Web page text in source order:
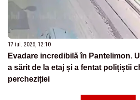
17 iul. 2026, 12:10
Evadare incredibilă în Pantelimon.
a sărit de la etaj și a fentat polițiștii
percheziției